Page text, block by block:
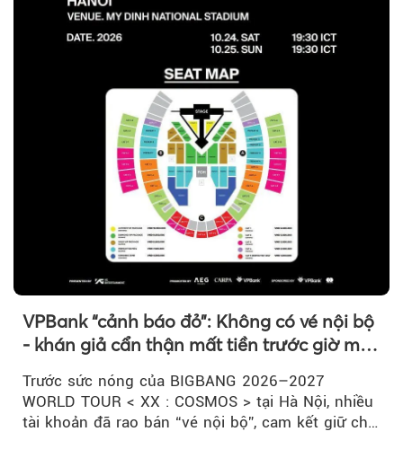
VPBank “cảnh báo đỏ”: Không có vé nội bộ
- khán giả cẩn thận mất tiền trước giờ mở
Trước sức nóng của BIGBANG 2026–2027
WORLD TOUR < XX : COSMOS > tại Hà Nội, nhiều
tài khoản đã rao bán “vé nội bộ”, cam kết giữ chỗ